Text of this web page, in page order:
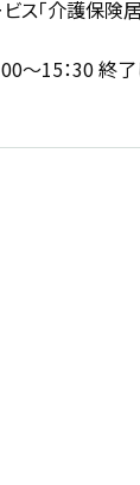
ビス「介護
00～15：30 終